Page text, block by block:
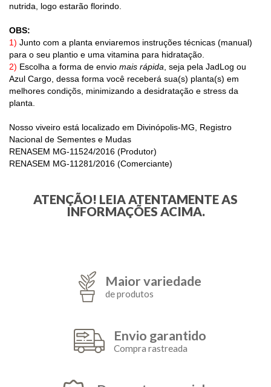
nutrida, logo estarão florindo.
OBS:
1) Junto com a planta enviaremos instruções técnicas (manual)
para o seu plantio e uma vitamina para hidratação.
2) Escolha a forma de envio mais rápida, seja pela JadLog ou
Azul Cargo, dessa forma você receberá sua(s) planta(s) em
melhores condiçõs, minimizando a desidratação e stress da
planta.
Nosso viveiro está localizado em Divinópolis-MG, Registro
Nacional de Sementes e Mudas
RENASEM MG-11524/2016 (Produtor)
RENASEM MG-11281/2016 (Comerciante)
ATENÇÃO! LEIA ATENTAMENTE AS
INFORMAÇÕES ACIMA.
Maior variedade
de produtos
Envio garantido
Compra rastreada